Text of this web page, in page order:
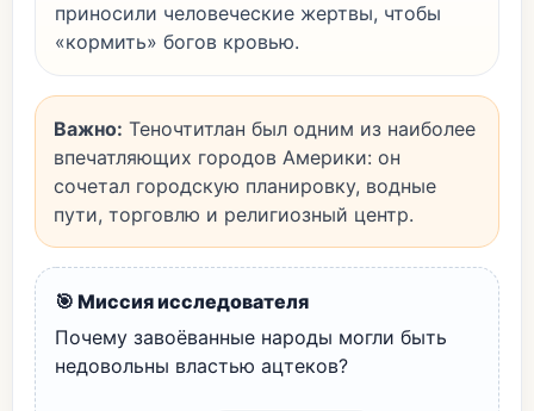
приносили человеческие жертвы, чтобы
«кормить» богов кровью.
Важно: Теночтитлан был одним из наиболее
впечатляющих городов Америки: он
сочетал городскую планировку, водные
пути, торговлю и религиозный центр.
🎯 Миссия исследователя
Почему завоёванные народы могли быть
недовольны властью ацтеков?